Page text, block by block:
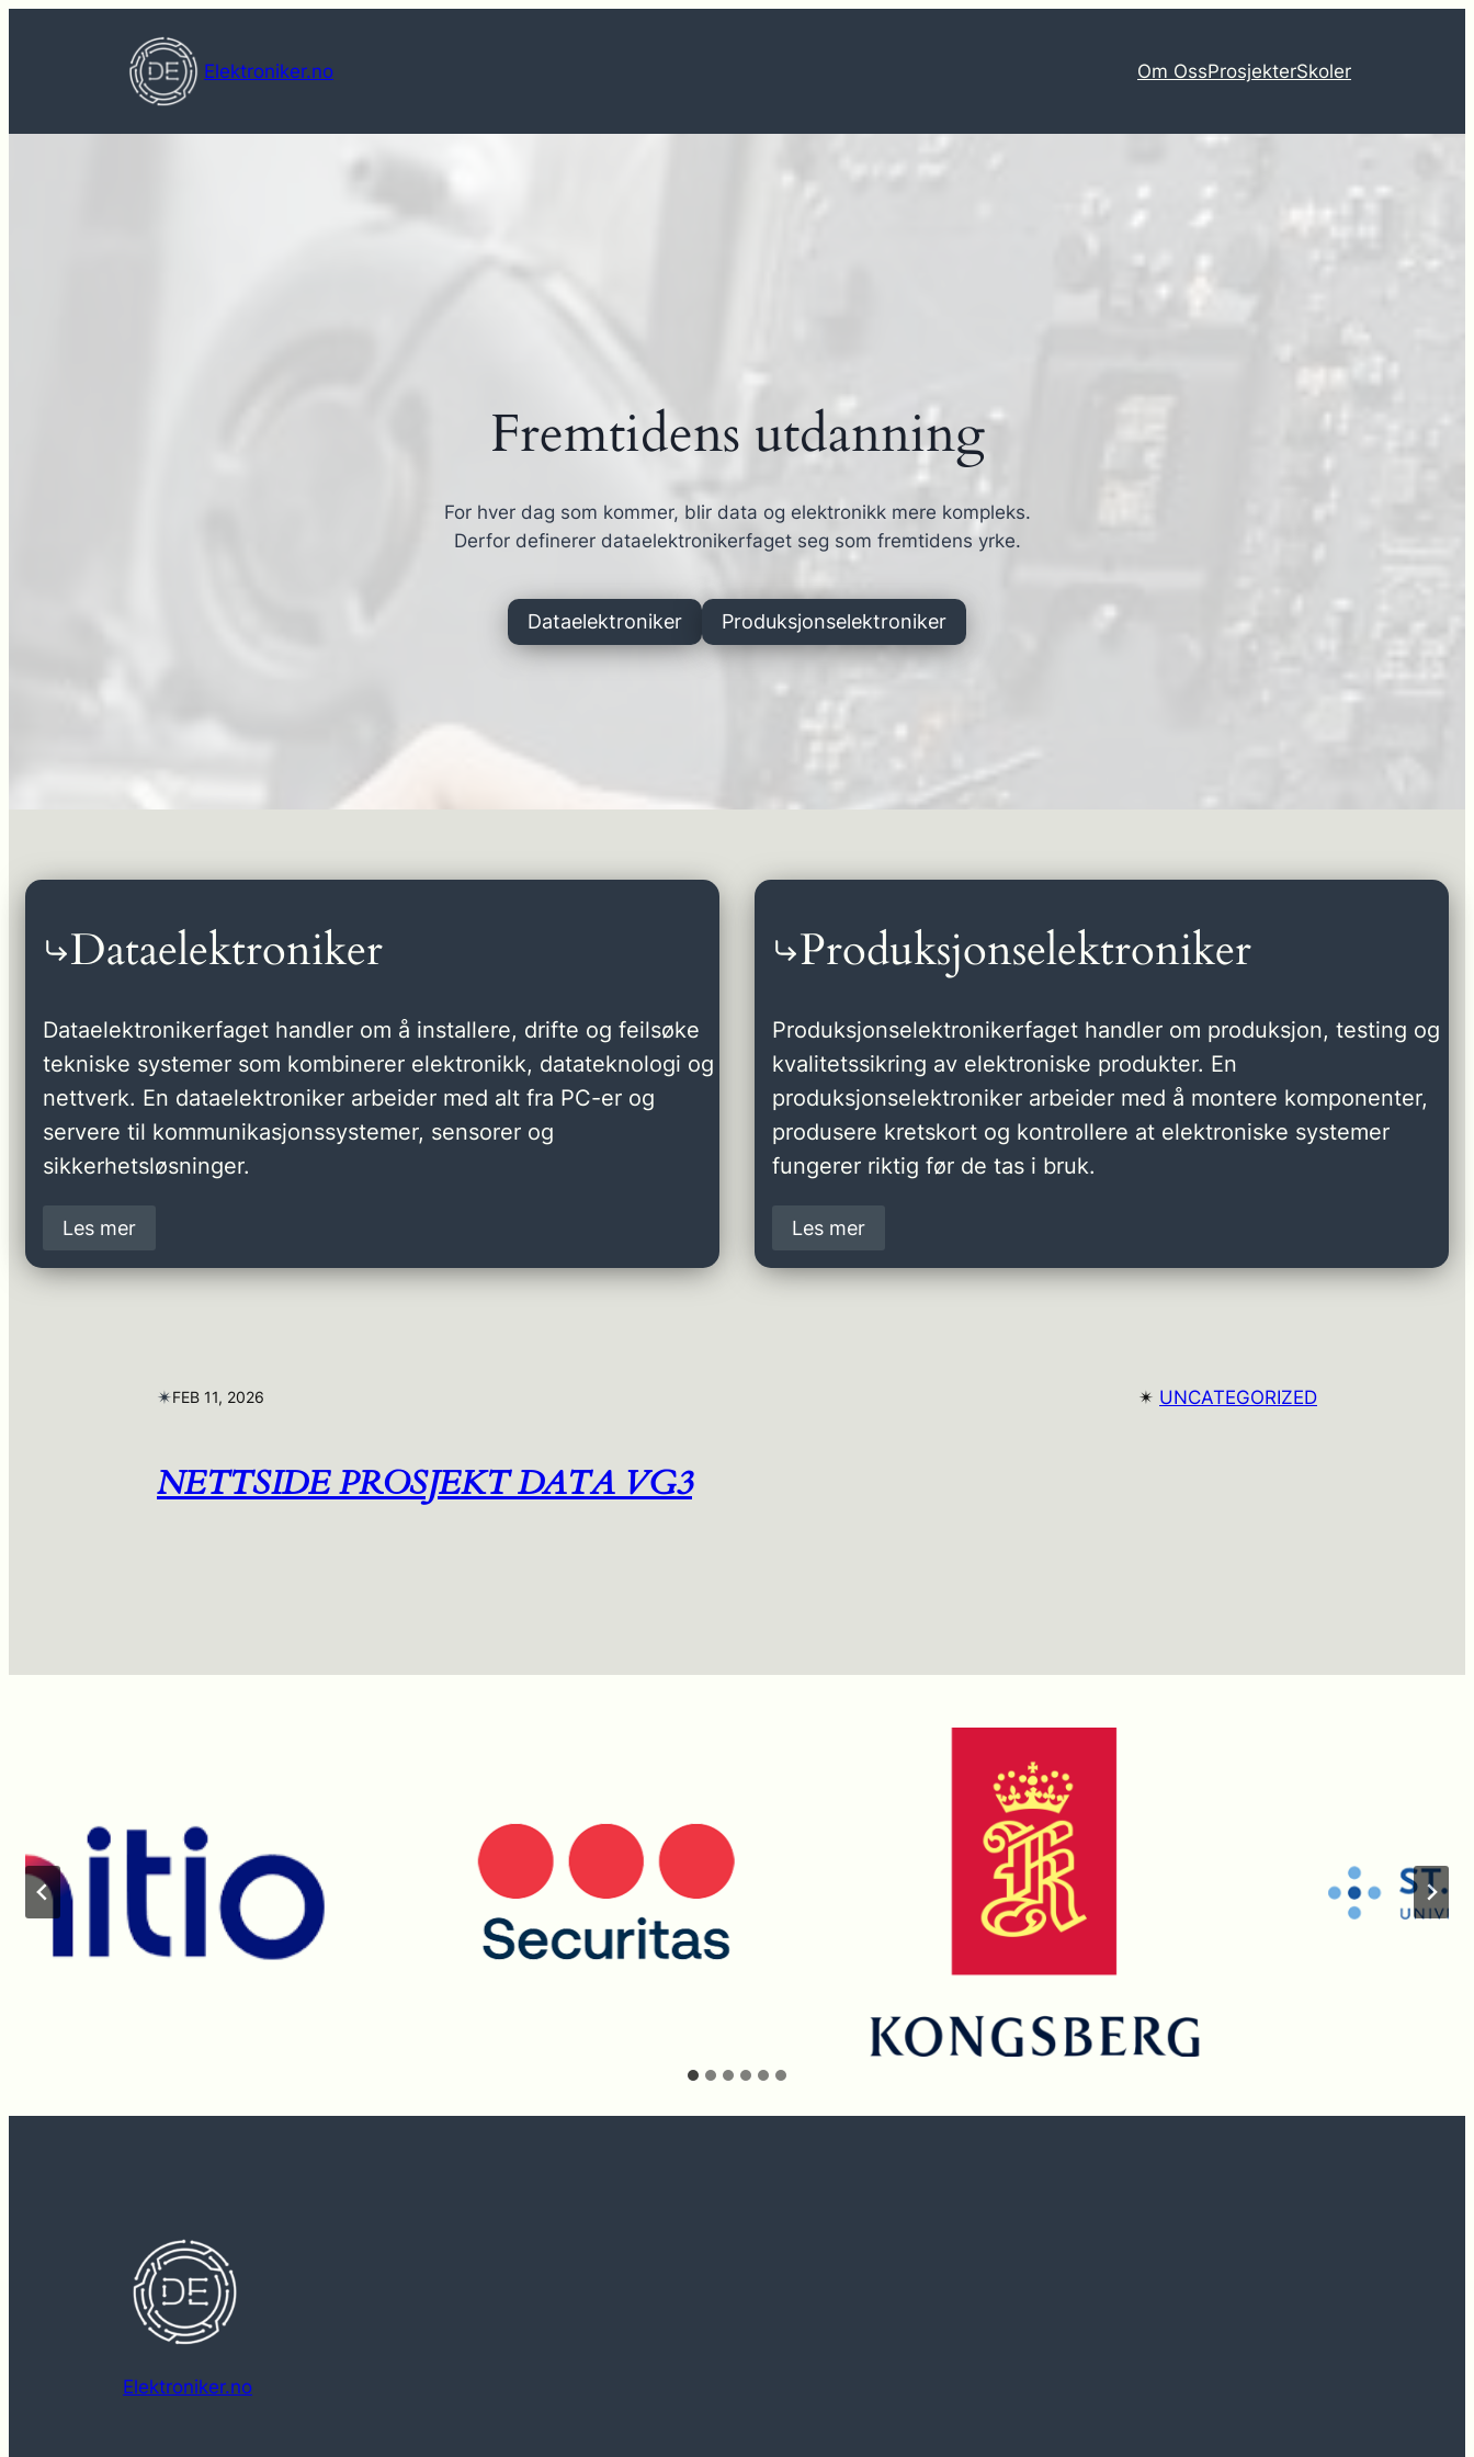
Elektroniker.no Om OssProsjekterSkoler
Fremtidens utdanning
For hver dag som kommer, blir data og elektronikk mere kompleks.
Derfor definerer dataelektronikerfaget seg som fremtidens yrke.
Dataelektroniker Produksjonselektroniker
Dataelektroniker
Dataelektronikerfaget handler om å installere, drifte og feilsøke
tekniske systemer som kombinerer elektronikk, datateknologi og
nettverk. En dataelektroniker arbeider med alt fra PC-er og
servere til kommunikasjonssystemer, sensorer og
sikkerhetsløsninger.
Les mer
Produksjonselektroniker
Produksjonselektronikerfaget handler om produksjon, testing og
kvalitetssikring av elektroniske produkter. En
produksjonselektroniker arbeider med å montere komponenter,
produsere kretskort og kontrollere at elektroniske systemer
fungerer riktig før de tas i bruk.
Les mer
✴︎FEB 11, 2026 ✴︎ UNCATEGORIZED
NETTSIDE PROSJEKT DATA VG3
Elektroniker.no